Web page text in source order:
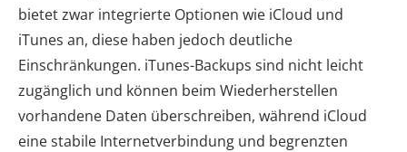
bietet zwar integrierte Optionen wie iCloud und
iTunes an, diese haben jedoch deutliche
Einschränkungen. iTunes-Backups sind nicht leicht
zugänglich und können beim Wiederherstellen
vorhandene Daten überschreiben, während iCloud
eine stabile Internetverbindung und begrenzten